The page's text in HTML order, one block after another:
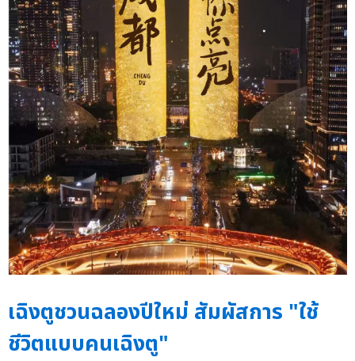
เฉิงตูชวนฉลองปีใหม่ สัมผัสการ "ใช้
ชีวิตแบบคนเฉิงตู"